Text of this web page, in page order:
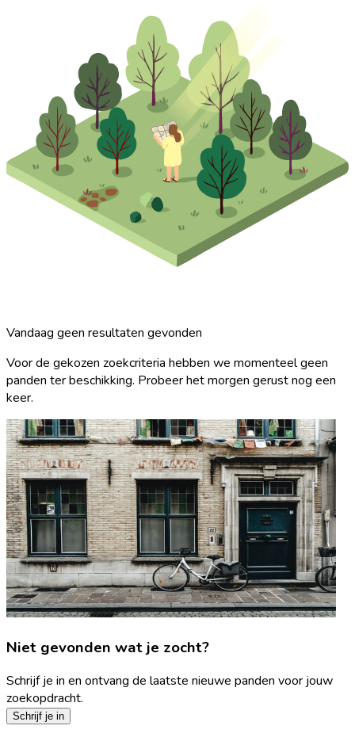
Vandaag geen resultaten gevonden
Voor de gekozen zoekcriteria hebben we momenteel geen
panden ter beschikking. Probeer het morgen gerust nog een
keer.
Niet gevonden wat je zocht?
Schrijf je in en ontvang de laatste nieuwe panden voor jouw
zoekopdracht.
Schrijf je in